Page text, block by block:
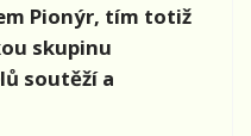
Pionýr, tím totiž
skupinu
soutěží a